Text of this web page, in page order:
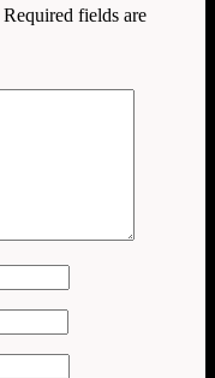
Required fields are